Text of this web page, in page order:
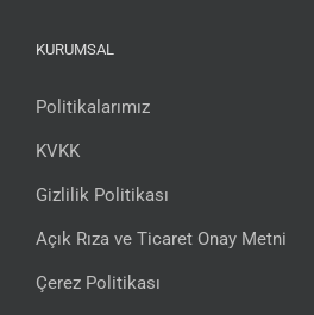
KURUMSAL
Politikalarımız
KVKK
Gizlilik Politikası
Açık Rıza ve Ticaret Onay Metni
Çerez Politikası